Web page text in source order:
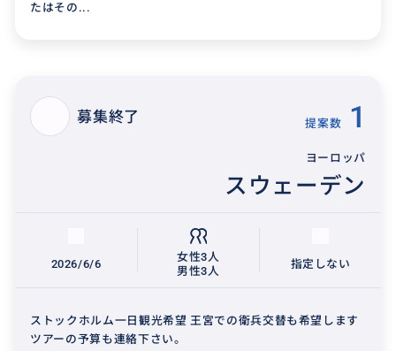
たはその...
募集終了 提案数 1
ヨーロッパ
スウェーデン
2026/6/6
女性3人
男性3人
指定しない
ストックホルム一日観光希望 王宮での衛兵交替も希望します
ツアーの予算も連絡下さい。